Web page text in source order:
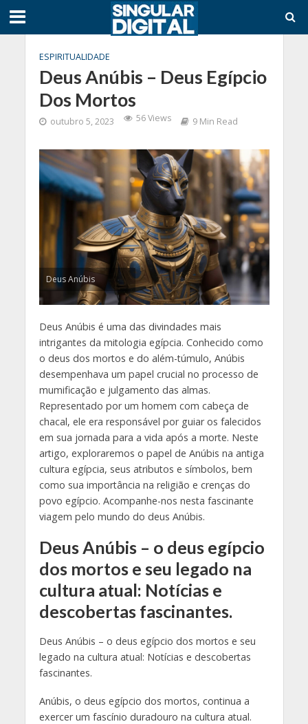
ESPIRITUALIDADE
Deus Anúbis – Deus Egípcio
Dos Mortos
outubro 5, 2023 56 Views 9 Min Read
Deus Anúbis
Deus Anúbis é uma das divindades mais
intrigantes da mitologia egípcia. Conhecido como
o deus dos mortos e do além-túmulo, Anúbis
desempenhava um papel crucial no processo de
mumificação e julgamento das almas.
Representado por um homem com cabeça de
chacal, ele era responsável por guiar os falecidos
em sua jornada para a vida após a morte. Neste
artigo, exploraremos o papel de Anúbis na antiga
cultura egípcia, seus atributos e símbolos, bem
como sua importância na religião e crenças do
povo egípcio. Acompanhe-nos nesta fascinante
viagem pelo mundo do deus Anúbis.
Deus Anúbis – o deus egípcio
dos mortos e seu legado na
cultura atual: Notícias e
descobertas fascinantes.
Deus Anúbis – o deus egípcio dos mortos e seu
legado na cultura atual: Notícias e descobertas
fascinantes.
Anúbis, o deus egípcio dos mortos, continua a
exercer um fascínio duradouro na cultura atual.